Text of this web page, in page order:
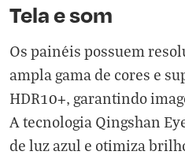
Tela e som
Os painéis possuem
ampla gama de cores e
HDR10+, garantindo
A tecnologia Qingshan
de luz azul e otimiza